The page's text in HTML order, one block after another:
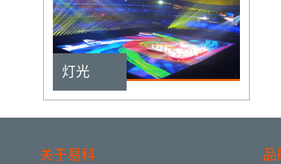
灯光
关于易科 品